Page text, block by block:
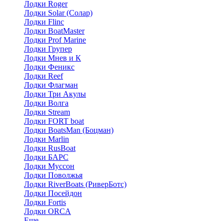
Лодки Roger
Лодки Solar (Солар)
Лодки Flinc
Лодки BoatMaster
Лодки Prof Marine
Лодки Групер
Лодки Мнев и К
Лодки Феникс
Лодки Reef
Лодки Флагман
Лодки Три Акулы
Лодки Волга
Лодки Stream
Лодки FORT boat
Лодки BoatsMan (Боцман)
Лодки Marlin
Лодки RusBoat
Лодки БАРС
Лодки Муссон
Лодки Поволжья
Лодки RiverBoats (РиверБотс)
Лодки Посейдон
Лодки Fortis
Лодки ORCA